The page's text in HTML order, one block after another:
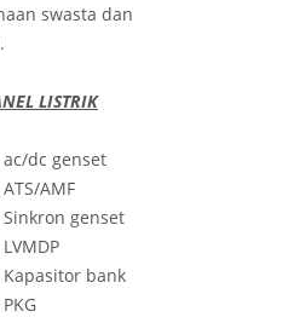
swasta dan
LISTRIK
dc genset
AMF
genset
bank